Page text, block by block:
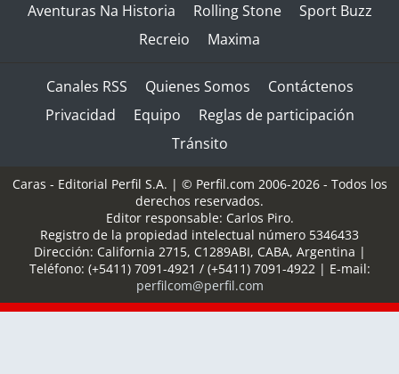
Aventuras Na Historia
Rolling Stone
Sport Buzz
Recreio
Maxima
Canales RSS Quienes Somos
Contáctenos
Privacidad
Equipo
Reglas de participación
Tránsito
Caras - Editorial Perfil S.A. | © Perfil.com 2006-2026 - Todos los
derechos reservados.
Editor responsable: Carlos Piro.
Registro de la propiedad intelectual número 5346433
Dirección: California 2715, C1289ABI, CABA, Argentina |
Teléfono: (+5411) 7091-4921 / (+5411) 7091-4922| E-mail:
perfilcom@perfil.com